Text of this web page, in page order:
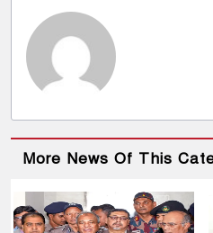
More News Of This